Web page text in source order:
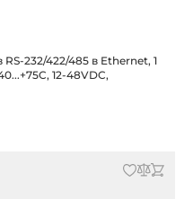
232/422/485 в Ethernet, 1
12-48VDC,